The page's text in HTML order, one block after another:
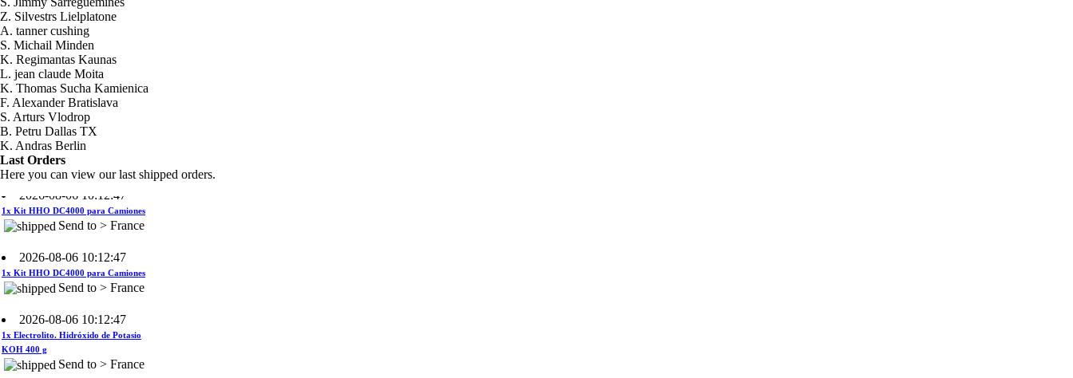
Z. Silvestrs Lielplatone
A. tanner cushing
S. Michail Minden
K. Regimantas Kaunas
L. jean claude Moita
K. Thomas Sucha Kamienica
F. Alexander Bratislava
S. Arturs Vlodrop
B. Petru Dallas TX
K. Andras Berlin
Last Orders
Here you can view our last shipped orders.
2026-08-06 10:12:47
1x Kit HHO DC4000 para Camiones
Send to > France
2026-08-06 10:12:47
Send to > France
2026-08-06 10:12:47
Send to > France
2026-08-06 10:12:47
KOH 400 g
Send to > France
2026-08-06 10:12:47